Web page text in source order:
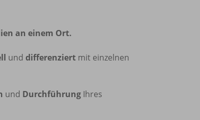
an einem Ort.
und differenziert mit einzelnen
und Durchführung Ihres